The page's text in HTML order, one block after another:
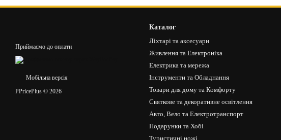
Приймаємо до оплати
Мобільна версія
PPricePlus © 2026
Каталог
Ліхтарі та аксесуари
Живлення та Електроніка
Електрика та мережа
Інструменти та Обладнання
Товари для дому та Комфорту
Святкове та декоративне освітлення
Авто, Вело та Електротранспорт
Подарунки та Хобі
Туристичні ножі